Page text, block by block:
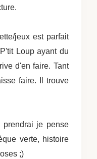
jeux est parfait
Loup ayant du
d'en faire. Tant
faire. Il trouve
je pense
verte, histoire
;)